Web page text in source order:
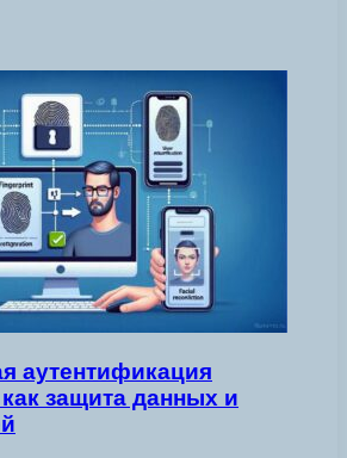
аутентификация
защита данных и